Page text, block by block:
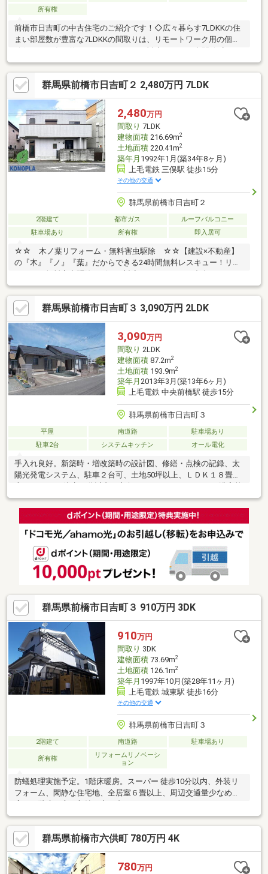
所有権
前橋市日吉町の中古住宅のご紹介です！◇広々暮らす7LDKKの住
まい部屋数が豊富な7LDKKの間取りは、リモートワーク用の個室
る三面バルコニー2階には三面のバルコニーが設けられており、心
地よい風と豊かな採光を室内に採り入れられる設計となっていま
す。◇各室にゆとりの収納スペースお部屋をすっきりと保てるよ
う各所に収納を配置しており、居住空間を最大限に広く活用でき
るのが魅力です。◇城東小学校まで徒歩約9分の立地お子様の通
学にも安心の距離感で、周辺には商業施設や医療機関、公園など
も充実した暮らしやすい周辺環境です。
群馬県前橋市日吉町２ 2,480万円 7LDK
2,480万円
間取り 7LDK
建物面積216.69m2
土地面積220.41m2
築年月 1992年1月(築34年8ヶ月)
上毛電鉄 三俣駅 徒歩15分
その他の交通
群馬県前橋市日吉町２
2階建て 都市ガス
ルーフバルコニー
駐車場あり
所有権 即入居可
☆☆ 木ノ葉リフォーム・無料害虫駆除 ☆☆【建設×不動産】
の『木』『ノ』『葉』だからできる24時間無料レスキュー！リフ
ォーム・無料害虫駆除サビース対応しております！中古でもアフ
ターサービスがついており、住んでからの安心をずっとお届けし
ます！内覧時に、無料相談・お見積りも物件ごとに作成可能！！
オウチ探しも、リフォームも一緒に相談できます！＼弊社には、
『きつね隊』・『ゴリラ隊』という無料かけつけサービスの仕組
みが、整っています♪／住んでからのお家トラブル、緊急対応も承
っております♪お家のこと、すべて木ノ葉プランニングにお任せく
ださい＾＾
群馬県前橋市日吉町３ 3,090万円 2LDK
3,090万円
間取り 2LDK
建物面積87.2m2
土地面積193.9m2
築年月 2013年3月(築13年6ヶ月)
上毛電鉄 中央前橋駅 徒歩15分
群馬県前橋市日吉町３
平屋 南道路
駐車場あり
駐車2台
システムキッチン オール電化
手入れ良好。新築時・増改築時の設計図、修繕・点検の記録、太
陽光発電システム、駐車２台可、土地50坪以上、ＬＤＫ１８畳以
燥機、陽当り良好、全居室収納、南側道路面す、前道６ｍ以上、
角地、整形地、シャワー付洗面化粧台、対面式キッチン、バリア
フリー、温水洗浄便座、南庭、床下収納、都市近郊、ウォークイ
ンクローゼット、ＩＨクッキングヒーター、シューズインクロー
群馬県前橋市日吉町３ 910万円 3DK
910万円
間取り 3DK
建物面積73.69m2
土地面積126.1m2
築年月 1997年10月(築28年11ヶ月)
上毛電鉄 城東駅 徒歩16分
その他の交通
群馬県前橋市日吉町３
2階建て 南道路 駐車場あり
所有権
リフォームリノベーシ
ョン
防蟻処理実施予定。1階床暖房。スーパー 徒歩10分以内、外装リ
フォーム、閑静な住宅地、全居室６畳以上、周辺交通量少なめ、
庭、２階建、床下収納、車１台可
群馬県前橋市六供町 780万円 4K
780万円